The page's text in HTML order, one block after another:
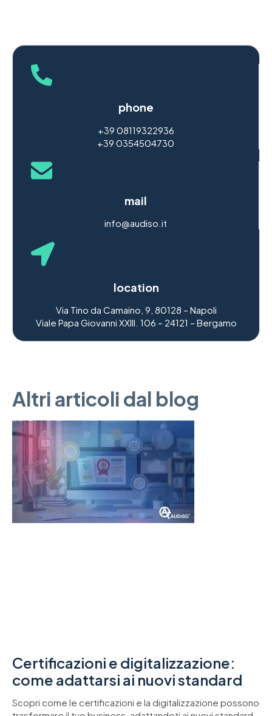
phone
+39 08119322936
+39 0354504730
mail
info@audiso.it
location
Via Tino da Camaino, 9, 80128 – Napoli
Viale Papa Giovanni XXIII. 106 – 24121 – Bergamo
Altri articoli dal blog
Certificazioni e digitalizzazione:
come adattarsi ai nuovi standard
Scopri come le certificazioni e la digitalizzazione possono